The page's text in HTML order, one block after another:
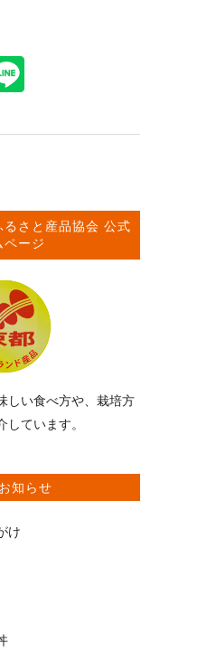
るさと産品協会 公式
ページ
しい食べ方や、栽培方
ています。
知らせ
け